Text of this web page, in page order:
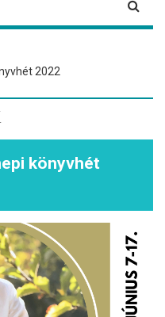
2022
könyvhét